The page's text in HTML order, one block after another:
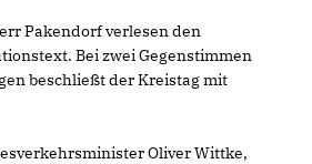
Pakendorf verlesen den
Bei zwei Gegenstimmen
beschließt der Kreistag mit
Oliver Wittke,